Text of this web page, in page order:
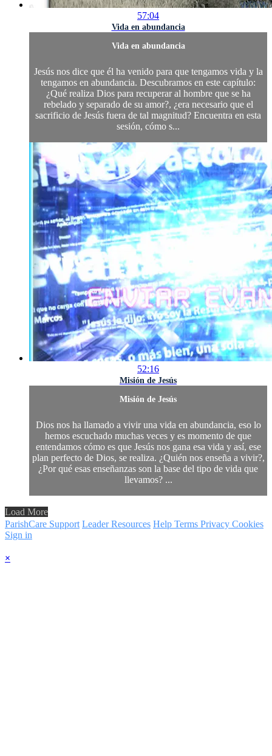
57:04
Vida en abundancia
Vida en abundancia
Jesús nos dice que él ha venido para que tengamos vida y la
tengamos en abundancia. Descubramos en este capítulo:
¿Qué realiza Dios para recuperar al hombre que se ha
rebelado y separado de su amor?, ¿era necesario que el
sacrificio de Jesús fuera de tal magnitud? Encuentra en esta
sesión, cómo s...
52:16
Misión de Jesús
Misión de Jesús
Dios nos ha llamado a vivir una vida en abundancia, eso lo
hemos escuchado muchas veces y es momento de que
entendamos cómo es que Jesús nos gana esa vida y así, ese
plan perfecto de Dios, se realiza. ¿Quién nos enseña a vivir?,
¿Por qué esas enseñanzas son la base del tipo de vida que
llevamos? ...
Load More
ParishCare Support Leader Resources Help Terms Privacy Cookies
Sign in
×